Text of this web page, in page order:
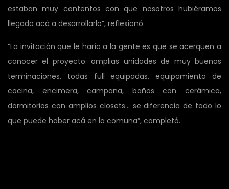
estaban muy contentos con que nosotros hubiéramos
llegado acá a desarrollarlo”, reflexionó.
“La invitación que le haría a la gente es que se acerquen a
conocer el proyecto: amplias unidades de muy buenas
terminaciones, todas full equipadas, equipamiento de
cocina, encimera, campana, baños con cerámica,
dormitorios con amplios closets… se diferencia de todo lo
que puede haber acá en la comuna”, completó.